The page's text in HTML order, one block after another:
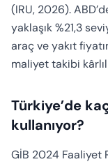
(IRU, 2026).
yaklaşık %21,3
araç ve yakıt
maliyet takibi
Türkiye’de
kullanıyor?
GİB 2024 Faaliyet